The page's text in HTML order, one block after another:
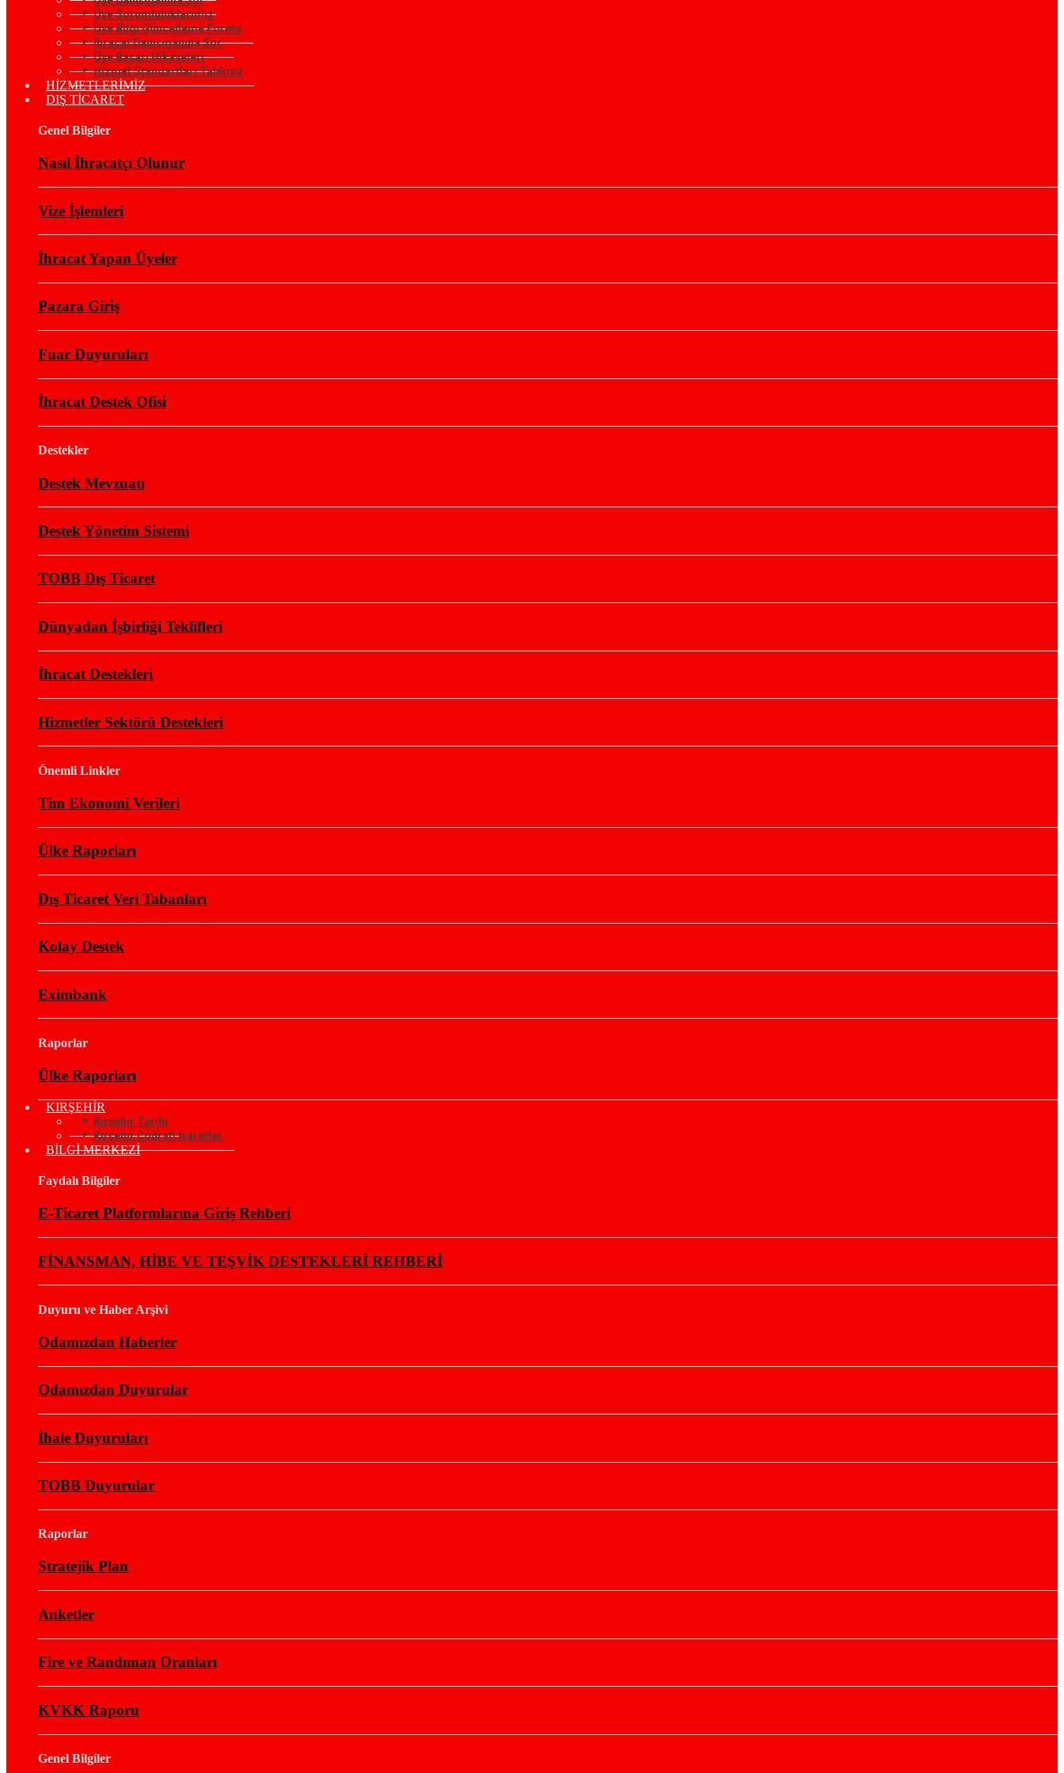
Üye Sorumluluklarımız
Üye Bilgi Güncelleme Formu
İhracat Danışmanına Sor
Üye Başarı Hikayeleri
Hizmet Standartları Tablosu
HİZMETLERİMİZ
DIŞ TİCARET
Genel Bilgiler
Nasıl İhracatçı Olunur
Vize İşlemleri
İhracat Yapan Üyeler
Pazara Giriş
Fuar Duyuruları
İhracat Destek Ofisi
Destekler
Destek Mevzuatı
Destek Yönetim Sistemi
TOBB Dış Ticaret
Dünyadan İşbirliği Teklifleri
İhracat Destekleri
Hizmetler Sektörü Destekleri
Önemli Linkler
Tim Ekonomi Verileri
Ülke Raporları
Dış Ticaret Veri Tabanları
Kolay Destek
Eximbank
Raporlar
Ülke Raporları
KIRŞEHİR
Kırşehir Tarihi
Kırşehir Coğrafi İşaretler
BİLGİ MERKEZİ
Faydalı Bilgiler
E-Ticaret Platformlarına Giriş Rehberi
FİNANSMAN, HİBE VE TEŞVİK DESTEKLERİ REHBERİ
Duyuru ve Haber Arşivi
Odamızdan Haberler
Odamızdan Duyurular
İhale Duyuruları
TOBB Duyurular
Raporlar
Stratejik Plan
Anketler
Fire ve Randıman Oranları
KVKK Raporu
Genel Bilgiler